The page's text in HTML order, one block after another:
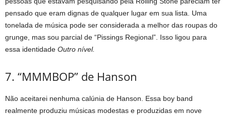
pensado que eram dignas de qualquer lugar em sua lista. Uma
tonelada de música pode ser considerada a melhor das roupas do
grunge, mas sou parcial de “Pissings Regional”. Isso ligou para
essa identidade Outro nível.
7. “MMMBOP” de Hanson
Não aceitarei nenhuma calúnia de Hanson. Essa boy band
realmente produziu músicas modestas e produzidas em nove